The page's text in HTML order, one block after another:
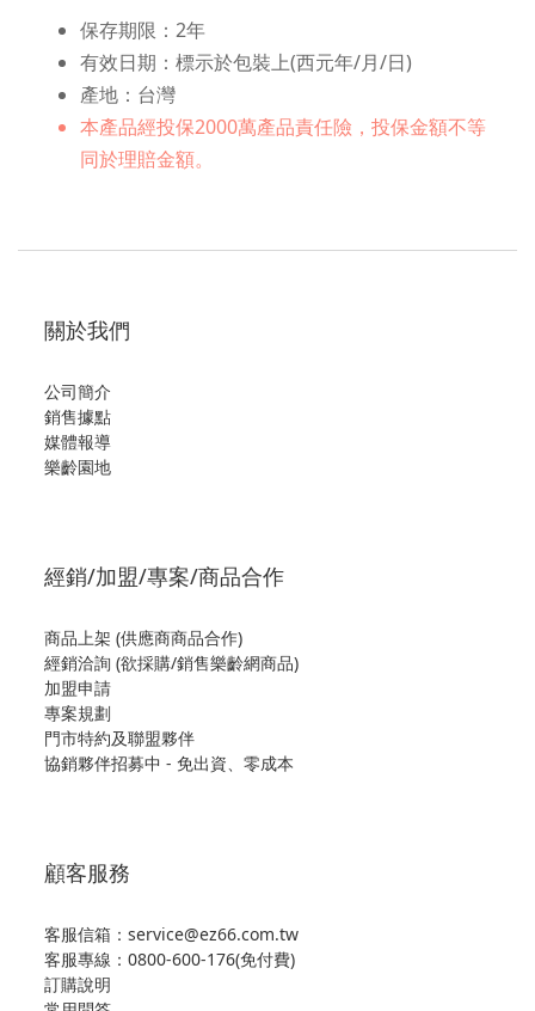
保存期限：2年
有效日期：標示於包裝上(西元年/月/日)
產地：台灣
本產品經投保2000萬產品責任險，投保金額不等
同於理賠金額。
關於我們
公司簡介
銷售據點
媒體報導
樂齡園地
經銷/加盟/專案/商品合作
商品上架 (供應商商品合作)
經銷洽詢 (欲採購/銷售樂齡網商品)
加盟申請
專案規劃
門市特約及聯盟夥伴
協銷夥伴招募中 - 免出資、零成本
顧客服務
客服信箱：service@ez66.com.tw
客服專線： 0800-600-176(免付費)
訂購說明